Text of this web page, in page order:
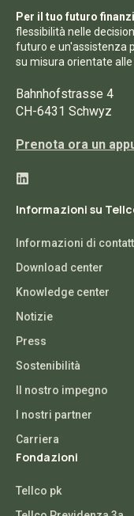
Per il tuo futuro
flessibilità nelle
futuro e un'assistenza
su misura orientate
Bahnhofstrasse 4
CH-6431 Schwyz
Prenota ora un
Informazioni su
Informazioni di
Download center
Knowledge center
Notizie
Press
Sostenibilità
Il nostro impegno
I nostri partner
Carriera
Fondazioni
Tellco pk